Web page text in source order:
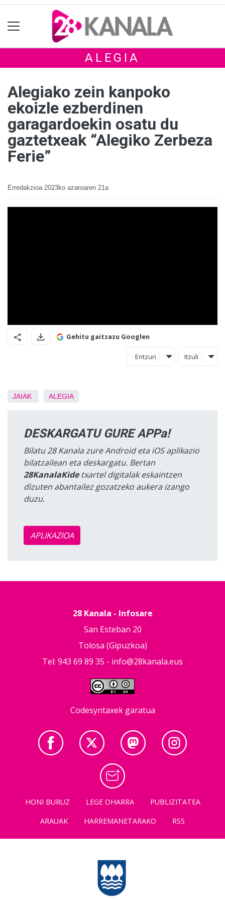
ALEGIA
Alegiako zein kanpoko
ekoizle ezberdinen
garagardoekin osatu du
gaztetxeak “Alegiko Zerbeza
Ferie”
Erredakzioa 2023ko azaroaren 21a
Gehitu gaitzazu Googlen
Entzun Itzuli
JAIAK ALEGIA
DESKARGATU GURE APPa!
Bilatu 28 Kanala zure Android eta iOS aplikazio
bilatzailean eta deskargatu. Bertan
28KanalaKidetxartel digitalak eskaintzen
dizuten abantailez gozatzeko aukera izango
duzu.
APLIKAZIOA
28 Kanala - Infosare
San Esteban 20
Tolosa (Gipuzkoa)
Tel: 943 69 89 35 - info@28kanala.eus
Codesyntaxek garatua
HONI BURUZ LEGE OHARRA
PUBLIZITATEA
ARAUAK
HARREMANETARAKO RSS